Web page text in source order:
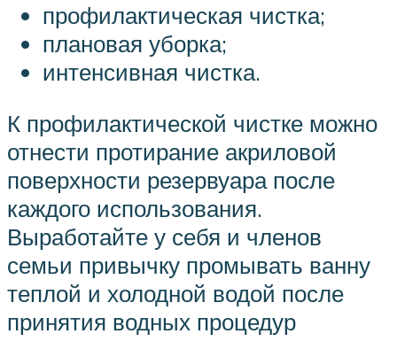
профилактическая чистка;
плановая уборка;
интенсивная чистка.
К профилактической чистке можно
отнести протирание акриловой
поверхности резервуара после
каждого использования.
Выработайте у себя и членов
семьи привычку промывать ванну
теплой и холодной водой после
принятия водных процедур